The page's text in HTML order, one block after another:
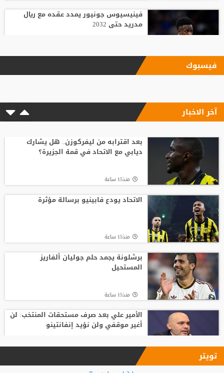
فينيسيوس جونيور يمدد عقده مع ريال
مدريد حتى 2032
الاتحاد يودع فابينيو برسالة مؤثرة
رودري يحسم قراره ويختار وجهته المقبلة
الكشف عن كواليس التعاقد مع مدرب
الاهلي الجديد
أغلى لاعب في تاريخ إفريقيا.. ديوماندي يترك
معسكر لايبزيغ للانضمام لريال مدريد
فيسبوك
آخر الاخبار
بعد اقترابه من ليفركوزن.. هل يشارك
ديابي مع الاتحاد في قمة الجزيرة؟
منذ15 ساعة
الاتحاد يودع فابينيو برسالة مؤثرة
منذ15 ساعة
برشلونة يجمد حلم جوليان ألفاريز
المستحيل
منذ15 ساعة
الأمير علي بعد صرف مستحقات المنتخب: لن
أغير موقفي ولن نؤيد إنفانتينو
تويتر